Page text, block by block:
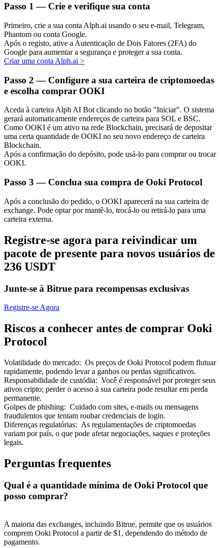
Aprenda a apostar
Bitrue
AI
Até 65% de comissões!
Indicação
Convide um amigo para receber recompensas em dinheiro
Deposit CASHCAT & Win
Deposit CASHCAT & Win
Passo 1 — Crie e verifique sua conta
Primeiro, crie a sua conta Alph.ai usando o seu e-mail, Telegram,
Phantom ou conta Google.
Após o registo, ative a Autenticação de Dois Fatores (2FA) do
Google para aumentar a segurança e proteger a sua conta.
Criar uma conta Alph.ai >
Passo 2 — Configure a sua carteira de criptomoedas
e escolha comprar OOKI
Aceda à carteira Alph AI Bot clicando no botão "Iniciar". O sistema
gerará automaticamente endereços de carteira para SOL e BSC.
Como OOKI é um ativo na rede Blockchain, precisará de depositar
uma certa quantidade de OOKI no seu novo endereço de carteira
Blockchain.
Após a confirmação do depósito, pode usá-lo para comprar ou trocar
OOKI.
Passo 3 — Conclua sua compra de Ooki Protocol
Após a conclusão do pedido, o OOKI aparecerá na sua carteira de
exchange. Pode optar por mantê-lo, trocá-lo ou retirá-lo para uma
carteira externa.
Registre-se agora para reivindicar um
pacote de presente para novos usuários de
236 USDT
Junte-se à Bitrue para recompensas exclusivas
Registre-se Agora
Riscos a conhecer antes de comprar Ooki
Protocol
Volatilidade do mercado: Os preços de Ooki Protocol podem flutuar
rapidamente, podendo levar a ganhos ou perdas significativos.
Responsabilidade de custódia: Você é responsável por proteger seus
ativos cripto; perder o acesso à sua carteira pode resultar em perda
permanente.
Golpes de phishing: Cuidado com sites, e-mails ou mensagens
fraudulentos que tentam roubar credenciais de login.
Diferenças regulatórias: As regulamentações de criptomoedas
variam por país, o que pode afetar negociações, saques e proteções
legais.
Perguntas frequentes
Qual é a quantidade mínima de Ooki Protocol que
posso comprar?
A maioria das exchanges, incluindo Bitrue, permite que os usuários
comprem Ooki Protocol a partir de $1, dependendo do método de
pagamento.